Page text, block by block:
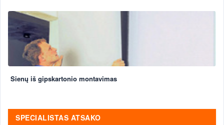
Sienų iš gipskartonio montavimas
SPECIALISTAS ATSAKO